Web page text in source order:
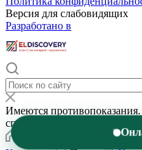
Версия для слабовидящих
Разработано в
Имеются
специалиста